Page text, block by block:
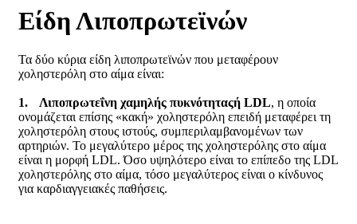
Είδη Λιποπρωτεϊνών
Τα δύο κύρια είδη λιποπρωτεϊνών που μεταφέρουν
χοληστερόλη στο αίμα είναι:
1. Λιποπρωτεΐνη χαμηλής πυκνότηταςή LDL, η οποία
ονομάζεται επίσης «κακή» χοληστερόλη επειδή μεταφέρει τη
χοληστερόλη στους ιστούς, συμπεριλαμβανομένων των
αρτηριών. Το μεγαλύτερο μέρος της χοληστερόλης στο αίμα
είναι η μορφή LDL. Όσο υψηλότερο είναι το επίπεδο της LDL
χοληστερόλης στο αίμα, τόσο μεγαλύτερος είναι ο κίνδυνος
για καρδιαγγειακές παθήσεις.